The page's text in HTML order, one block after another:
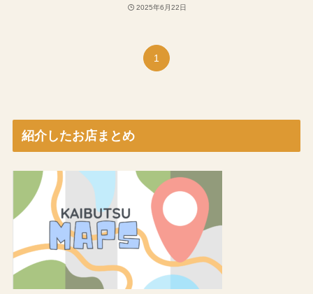
2025年6月22日
1
紹介したお店まとめ